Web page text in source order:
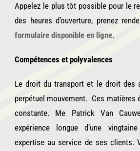
Appelez le plus tôt possible pour le
des heures d’ouverture, prenez
formulaire disponible en ligne.
Compétences et polyvalences
Le droit du transport et le droit des
perpétuel mouvement. Ces matières
constante. Me Patrick Van
expérience longue d’une
expertise au service de ses clients.